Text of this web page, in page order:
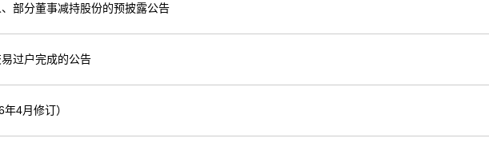
部分董事减持股份的预披露公告
过户完成的公告
4月修订）